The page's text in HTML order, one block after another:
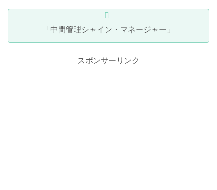
「中間管理シャイン・マネージャー」
スポンサーリンク